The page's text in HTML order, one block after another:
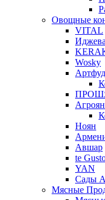
Овощные
VITAL
Wosky
Артфуд
Ноян
Авшар
te
YAN
Сады
Мясные